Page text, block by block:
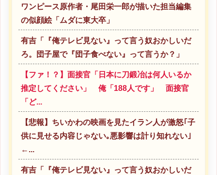
ワンピース原作者・尾田栄一郎が描いた担当編集
の似顔絵「ムダに東大卒」
有吉「『俺テレビ見ない』って言う奴おかしいだ
ろ。団子屋で『団子食べない』って言うか？」
【ファ！？】面接官「日本に刀鍛冶は何人いるか
推定してください」 俺「188人です」 面接官
「ど...
【悲報】ちいかわの映画を見たイラン人が激怒｢子
供に見せる内容じゃない｡悪影響は計り知れない｣
←...
有吉「『俺テレビ見ない』って言う奴おかしいだ